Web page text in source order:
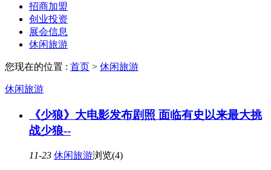
招商加盟
创业投资
展会信息
休闲旅游
您现在的位置 : 首页 > 休闲旅游
休闲旅游
《少狼》大电影发布剧照 面临有史以来最大挑
战少狼--
11-23 休闲旅游浏览(4)